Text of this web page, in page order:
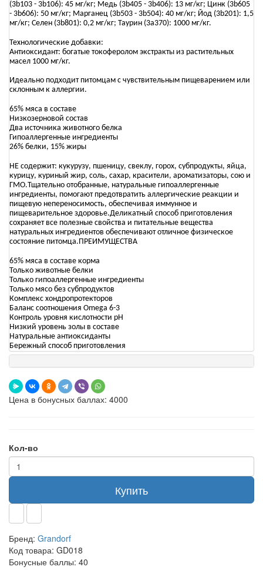
(3b103 - 3b106): 45 мг/кг; Медь (3b405 - 3b406): 13 мг/кг; Цинк (3b605
- 3b606): 50 мг/кг; Марганец (3b503 - 3b504): 40 мг/кг; Йод (3b201): 1,5
мг/кг; Селен (3b801): 0,2 мг/кг; Таурин (3a370): 1000 мг/кг.
Технологические добавки:
Антиоксидант: богатые токоферолом экстракты из растительных
масел 1000 мг/кг.
Идеально подходит питомцам с чувствительным пищеварением или
склонным к аллергии.
65% мяса в составе
Низкозерновой состав
Два источника животного белка
Гипоаллергенные ингредиенты
26% белки, 15% жиры
НЕ содержит: кукурузу, пшеницу, свеклу, горох, субпродукты, яйца,
курицу, куриный жир, соль, сахар, красители, ароматизаторы, сою и
ГМО.Тщательно отобранные, натуральные гипоаллергенные
ингредиенты, помогают предотвратить аллергические реакции и
пищевую непереносимость, обеспечивая иммунное и
пищеварительное здоровье.Деликатный способ приготовления
сохраняет все полезные свойства и питательные вещества
натуральных ингредиентов обеспечивают отличное физическое
состояние питомца.ПРЕИМУЩЕСТВА
65% мяса в составе корма
Только животные белки
Только гипоаллергенные ингредиенты
Только мясо без субпродуктов
Комплекс хондропротекторов
Баланс соотношения Omega 6-3
Контроль уровня кислотности рН
Низкий уровень золы в составе
Натуральные антиоксиданты
Бережный способ приготовления
Цена в бонусных баллах: 4000
Кол-во
Купить
Бренд: Grandorf
Код товара: GD018
Бонусные баллы: 40